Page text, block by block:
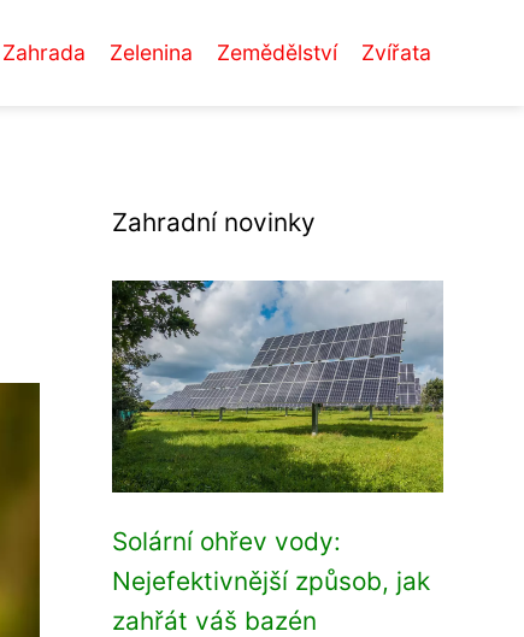
Zahrada Zelenina Zemědělství Zvířata
Zahradní novinky
Solární ohřev vody:
Nejefektivnější způsob, jak
zahřát váš bazén